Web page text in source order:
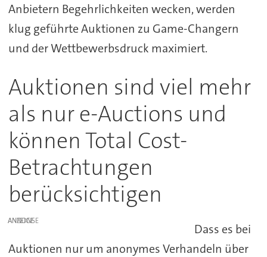
Anbietern Begehrlichkeiten wecken, werden
klug geführte Auktionen zu Game-Changern
und der Wettbewerbsdruck maximiert.
Auktionen sind viel mehr
als nur e-Auctions und
können Total Cost-
Betrachtungen
berücksichtigen
ANZEIGE
Dass es bei
Auktionen nur um anonymes Verhandeln über